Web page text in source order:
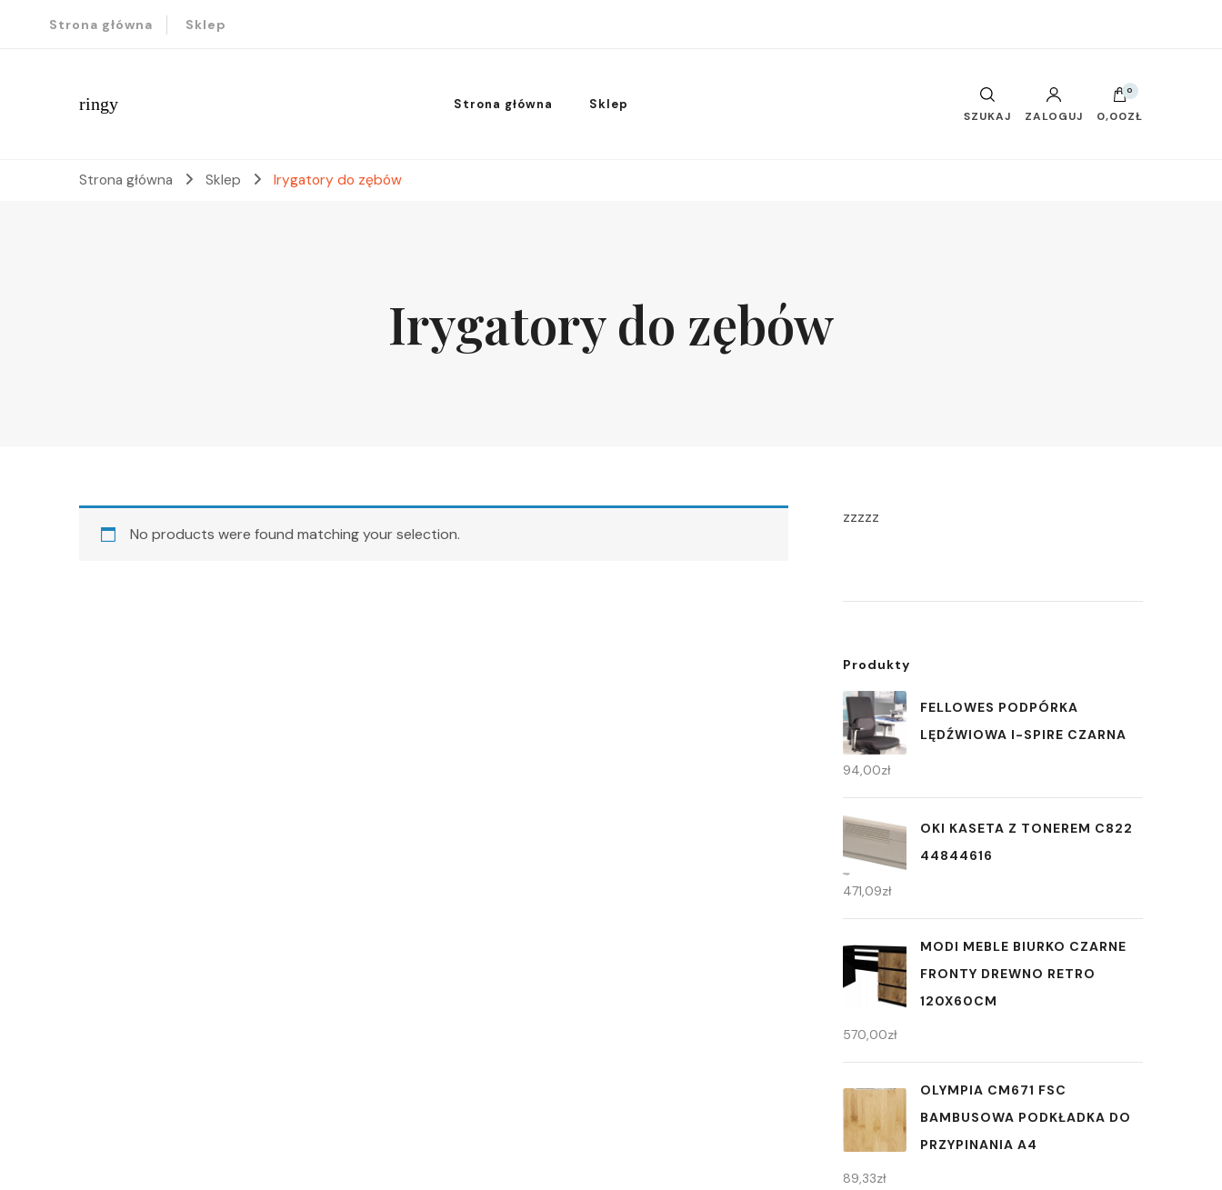
Strona główna Sklep
ringy Strona główna Sklep
SZUKAJ ZALOGUJ
0
0,00ZŁ
Strona główna Sklep Irygatory do zębów
Irygatory do zębów
No products were found matching your selection.
zzzzz
Produkty
FELLOWES PODPÓRKA
LĘDŹWIOWA I-SPIRE CZARNA
94,00zł
OKI KASETA Z TONEREM C822
44844616
471,09zł
MODI MEBLE BIURKO CZARNE
FRONTY DREWNO RETRO
120X60CM
570,00zł
OLYMPIA CM671 FSC
BAMBUSOWA PODKŁADKA DO
PRZYPINANIA A4
89,33zł